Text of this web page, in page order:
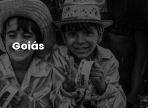
Goiás